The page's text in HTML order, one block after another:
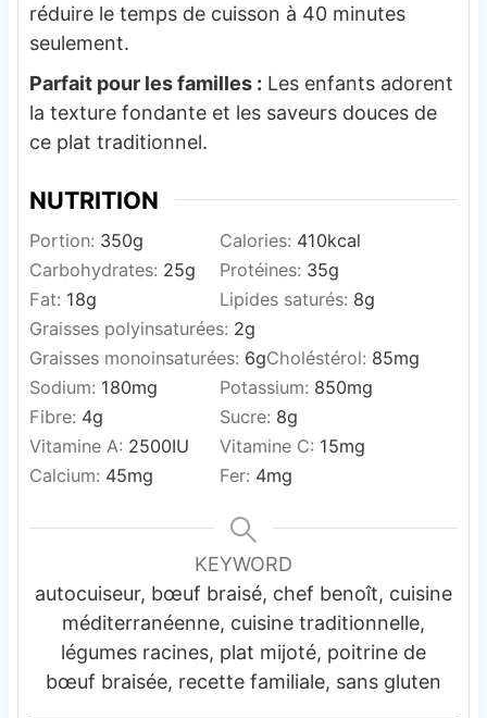
réduire le temps de cuisson à 40 minutes
seulement.
Parfait pour les familles : Les enfants adorent
la texture fondante et les saveurs douces de
ce plat traditionnel.
NUTRITION
Portion: 350g Calories: 410kcal
Carbohydrates: 25g Protéines: 35g
Fat: 18g Lipides saturés: 8g
Graisses polyinsaturées: 2g
Graisses monoinsaturées: 6gCholéstérol: 85mg
Sodium: 180mg Potassium: 850mg
Fibre: 4g Sucre: 8g
Vitamine A: 2500IU Vitamine C: 15mg
Calcium: 45mg Fer: 4mg
KEYWORD
autocuiseur, bœuf braisé, chef benoît, cuisine
méditerranéenne, cuisine traditionnelle,
légumes racines, plat mijoté, poitrine de
bœuf braisée, recette familiale, sans gluten